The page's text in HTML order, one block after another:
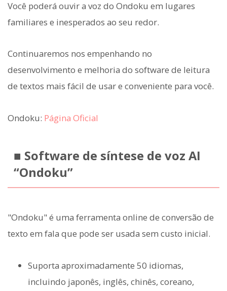
Você poderá ouvir a voz do Ondoku em lugares
familiares e inesperados ao seu redor.
Continuaremos nos empenhando no
desenvolvimento e melhoria do software de leitura
de textos mais fácil de usar e conveniente para você.
Ondoku: Página Oficial
■ Software de síntese de voz AI
“Ondoku”
"Ondoku" é uma ferramenta online de conversão de
texto em fala que pode ser usada sem custo inicial.
Suporta aproximadamente 50 idiomas,
incluindo japonês, inglês, chinês, coreano,